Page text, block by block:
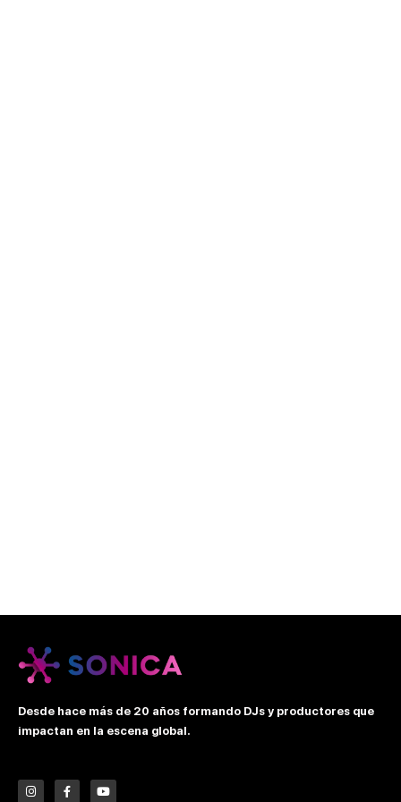
Desde hace más de 20 años formando DJs y productores que
impactan en la escena global.
I
n
F
a
Y
o